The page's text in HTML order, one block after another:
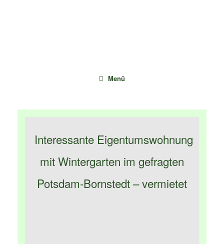
Menü
Interessante Eigentumswohnung
mit Wintergarten im gefragten
Potsdam-Bornstedt – vermietet